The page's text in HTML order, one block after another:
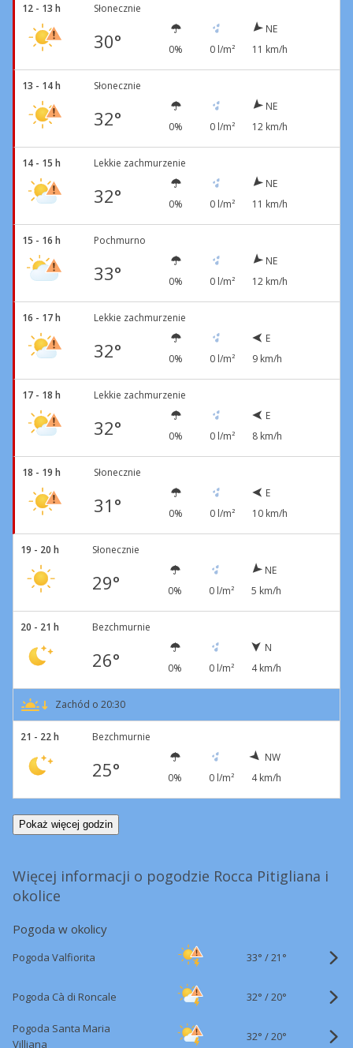
12 - 13 h Słonecznie
30° 0% 0 l/m²
NE
11 km/h
13 - 14 h Słonecznie
32° 0% 0 l/m²
NE
12 km/h
14 - 15 h Lekkie zachmurzenie
32° 0% 0 l/m²
NE
11 km/h
15 - 16 h Pochmurno
33° 0% 0 l/m²
NE
12 km/h
16 - 17 h Lekkie zachmurzenie
32° 0% 0 l/m²
E
9 km/h
17 - 18 h Lekkie zachmurzenie
32° 0% 0 l/m²
E
8 km/h
18 - 19 h Słonecznie
31° 0% 0 l/m²
E
10 km/h
19 - 20 h Słonecznie
29° 0% 0 l/m²
NE
5 km/h
20 - 21 h Bezchmurnie
26° 0% 0 l/m²
N
4 km/h
Zachód o 20:30
21 - 22 h Bezchmurnie
25° 0% 0 l/m²
NW
4 km/h
Pokaż więcej godzin
Więcej informacji o pogodzie Rocca Pitigliana i
okolice
Pogoda w okolicy
Pogoda Valfiorita 33° /21°
Pogoda Cà di Roncale 32° /20°
Pogoda Santa Maria
Villiana
32° /20°